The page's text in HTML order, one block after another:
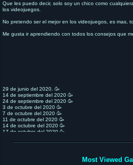
Que les puedo decir, solo soy un chico como
los videojuegos.
No pretendo ser el mejor en los videojuegos, es mas,
Me gusta ir aprendiendo con todos los consejos que
29 de junio del 2020. 🥳
14 de septiembre del 2020 🥳
24 de septiembre del 2020 🥳
3 de octubre del 2020 🥳
7 de octubre del 2020 🥳
11 de octubre del 2020 🥳
14 de octubre del 2020 🥳
17 de octubre del 2020 🥳
22 de octubre del 2020 🥳🎇🎇🎇
Most Viewed